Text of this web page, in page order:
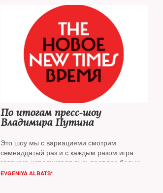
По итогам пресс-шоу
Владимира Путина
Это шоу мы с вариациями смотрим
семнадцатый раз и с каждым разом игра
главного исполнителя вызывает все больше
оторопь и скуку
EVGENIYA ALBATS*